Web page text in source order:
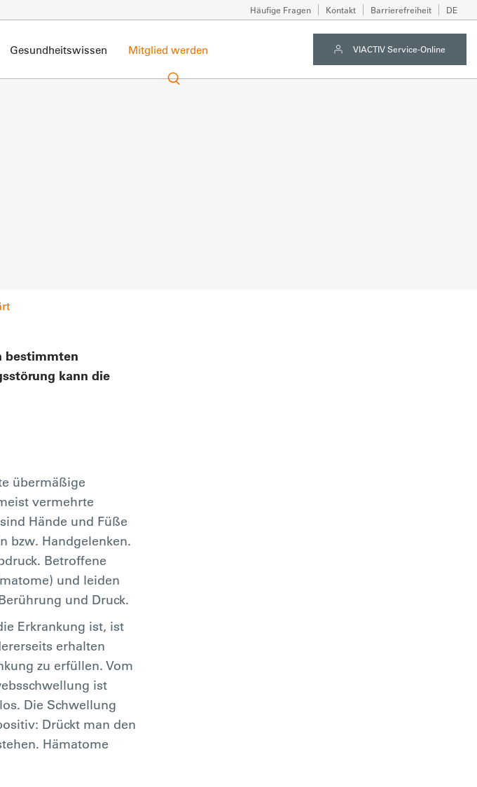
Häufige Fragen Kontakt Barrierefreiheit DE
Gesundheitswissen Mitglied werden VIACTIV Service-Online
bestimmten
kann die
übermäßige
vermehrte
Hände und Füße
bzw. Handgelenken.
Betroffene
und leiden
und Druck.
Erkrankung ist, ist
erhalten
zu erfüllen. Vom
ist
Die Schwellung
Drückt man den
Hämatome